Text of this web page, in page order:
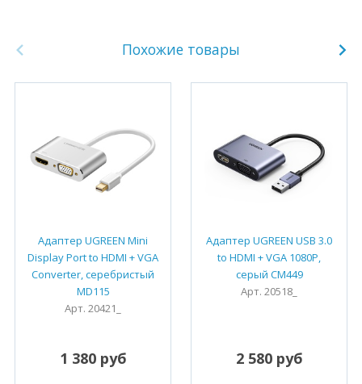
Похожие товары
Адаптер UGREEN Mini
Display Port to HDMI + VGA
Converter, серебристый
MD115
Арт. 20421_
1 380 руб
Адаптер UGREEN USB 3.0
to HDMI + VGA 1080P,
серый CM449
Арт. 20518_
2 580 руб